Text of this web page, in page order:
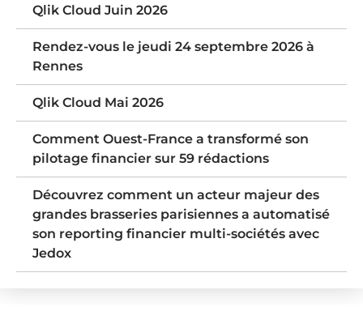
Qlik Cloud Juin 2026
Rendez-vous le jeudi 24 septembre 2026 à
Rennes
Qlik Cloud Mai 2026
Comment Ouest-France a transformé son
pilotage financier sur 59 rédactions
Découvrez comment un acteur majeur des
grandes brasseries parisiennes a automatisé
son reporting financier multi-sociétés avec
Jedox